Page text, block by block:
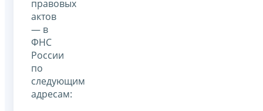
правовых
актов
— в
ФНС
России
по
следующим
адресам: